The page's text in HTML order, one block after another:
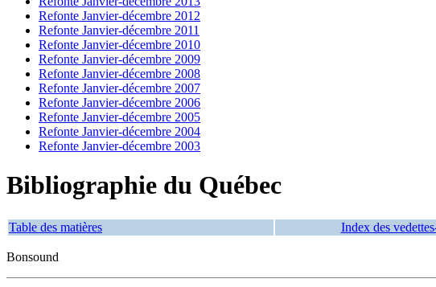
Refonte Janvier-décembre 2012
Refonte Janvier-décembre 2011
Refonte Janvier-décembre 2010
Refonte Janvier-décembre 2009
Refonte Janvier-décembre 2008
Refonte Janvier-décembre 2007
Refonte Janvier-décembre 2006
Refonte Janvier-décembre 2005
Refonte Janvier-décembre 2004
Refonte Janvier-décembre 2003
Bibliographie du Québec
Table des matières Index des
Bonsound